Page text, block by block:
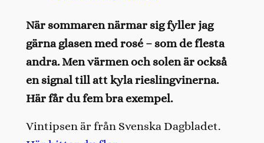
När sommaren närmar sig fyller jag
gärna glasen med rosé – som de flesta
andra. Men värmen och solen är också
en signal till att kyla rieslingvinerna.
Här får du fem bra exempel.
Vintipsen är från Svenska Dagbladet.